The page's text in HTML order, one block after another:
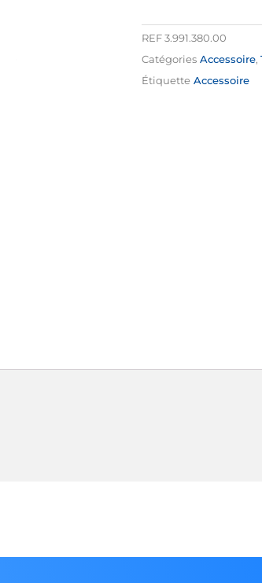
mm
CM3
REF 3.991.380.00
Catégories Accessoire,
Étiquette Accessoire